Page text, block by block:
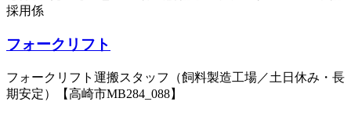
採用係
フォークリフト
フォークリフト運搬スタッフ（飼料製造工場／土日休み・長
期安定）【高崎市MB284_088】